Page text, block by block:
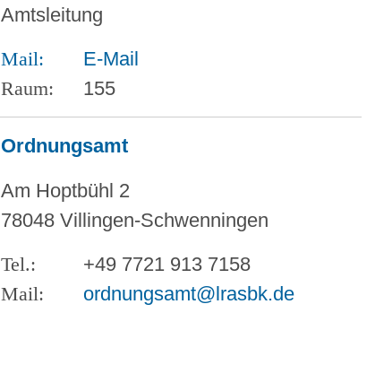
Amtsleitung
E-Mail
155
Ordnungsamt
Am Hoptbühl 2
78048 Villingen-Schwenningen
+49 7721 913 7158
ordnungsamt@lrasbk.de